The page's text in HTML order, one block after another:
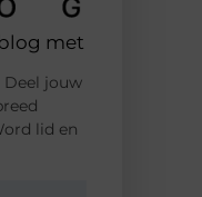
met
Deel jouw
lid en